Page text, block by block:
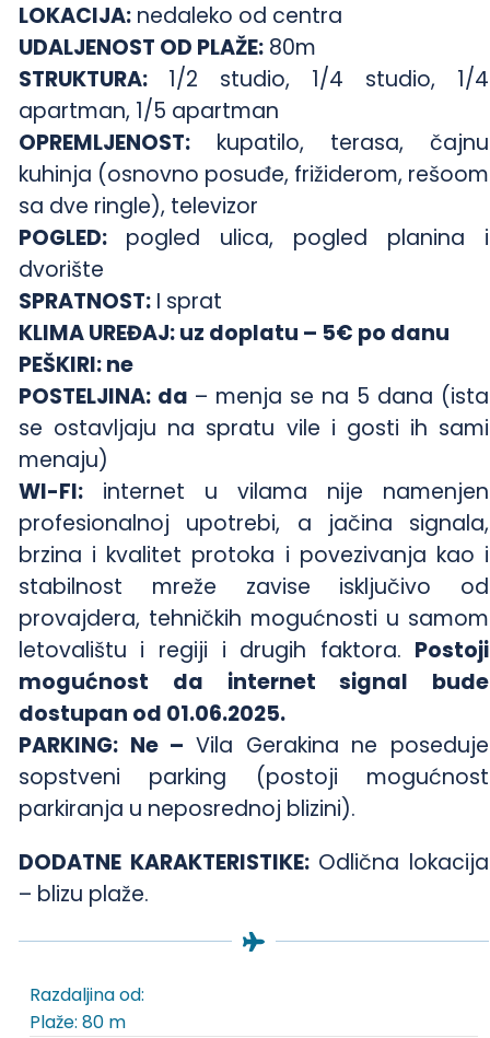
LOKACIJA:nedaleko od centra
UDALJENOST OD PLAŽE:80m
STRUKTURA: 1/2 studio, 1/4 studio, 1/4
apartman, 1/5 apartman
OPREMLJENOST:kupatilo, terasa, čajnu
kuhinja (osnovno posuđe, frižiderom, rešoom
sa dve ringle), televizor
POGLED: pogled ulica, pogled planina i
dvorište
SPRATNOST:I sprat
KLIMA UREĐAJ: uz doplatu – 5€ po danu
PEŠKIRI: ne
POSTELJINA: da – menja se na 5 dana (ista
se ostavljaju na spratu vile i gosti ih sami
menaju)
WI-FI:internet u vilama nije namenjen
profesionalnoj upotrebi, a jačina signala,
brzina i kvalitet protoka i povezivanja kao i
stabilnost mreže zavise isključivo od
provajdera, tehničkih mogućnosti u samom
letovalištu i regiji i drugih faktora. Postoji
mogućnost da internet signal bude
dostupan od 01.06.2025.
PARKING: Ne – Vila Gerakina ne poseduje
sopstveni parking (postoji mogućnost
parkiranja u neposrednoj blizini).
DODATNE KARAKTERISTIKE:Odlična lokacija
– blizu plaže.
Razdaljina od:
Plaže: 80 m